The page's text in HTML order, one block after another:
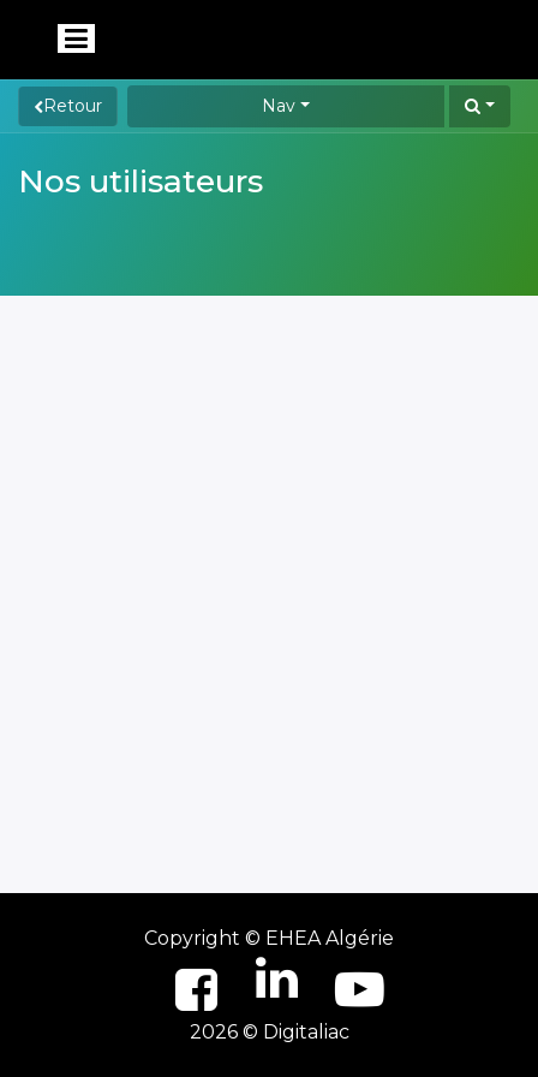
Retour Nav
Nos utilisateurs
Copyright © EHEA Algérie
2026 © Digitaliac